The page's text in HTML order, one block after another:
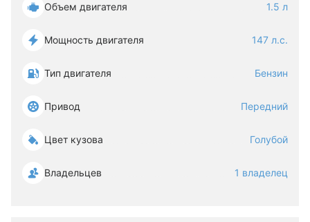
Объем двигателя 1.5 л
Мощность двигателя 147 л.с.
Тип двигателя Бензин
Привод Передний
Цвет кузова Голубой
Владельцев 1 владелец